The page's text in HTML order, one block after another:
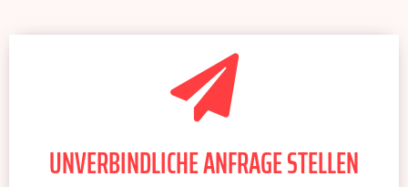
UNVERBINDLICHE ANFRAGE STELLEN